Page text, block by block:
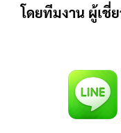
โดยทีมงาน ผู้เ